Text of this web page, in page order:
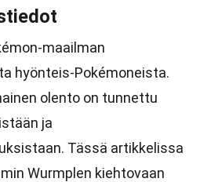
maailman
hyönteis-Pokémoneista.
olento on tunnettu
ja
Tässä artikkelissa
Wurmplen kiehtovaan